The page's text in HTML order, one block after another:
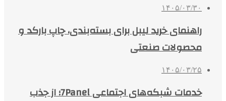
۱۴۰۵/۰۳/۳۰
راهنمای خرید لیبل برای بسته‌بندی، چاپ بارکد و
محصولات صنعتی
۱۴۰۵/۰۳/۲۵
خدمات شبکه‌های اجتماعی 7Panel؛ از جذب